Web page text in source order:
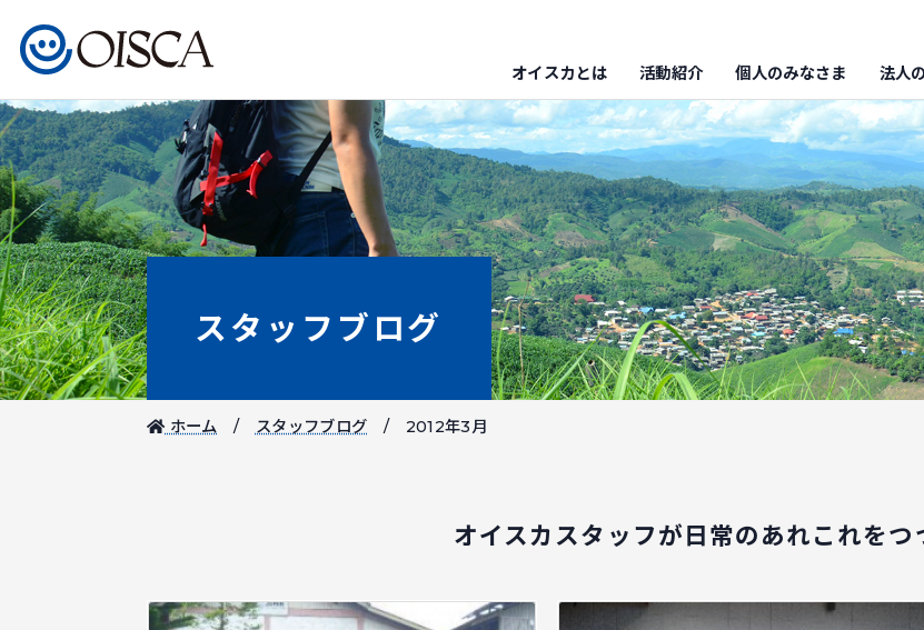
オイスカとは 活動紹介 個人のみなさま 法人
スタッフブログ
ホーム スタッフブログ 2012年3月
オイスカスタッフが 日常のあれこれをつ